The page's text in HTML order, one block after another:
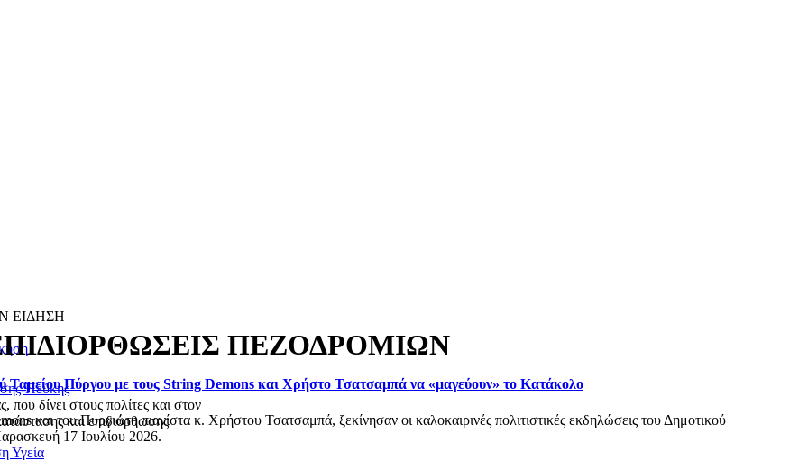
ΕΙΔΗΣΗ
Ταμείου Πύργου με τους String Demons και Χρήστο Τσατσαμπά να «μαγεύουν» το Κατάκολο
και του Πυργιώτη πιανίστα κ. Χρήστου Τσατσαμπά, ξεκίνησαν οι καλοκαιρινές πολιτιστικές εκδηλώσεις του Δημοτικού
17 Ιουλίου 2026.
Υγεία
ΠΕΖΟΔΡΟΜΙΩΝ
Πεύκης
δίνει στους πολίτες και στον
και επιδιόρθωσης